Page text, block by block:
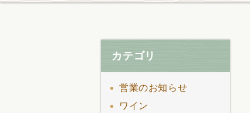
カテゴリ
営業のお知らせ
ワイン